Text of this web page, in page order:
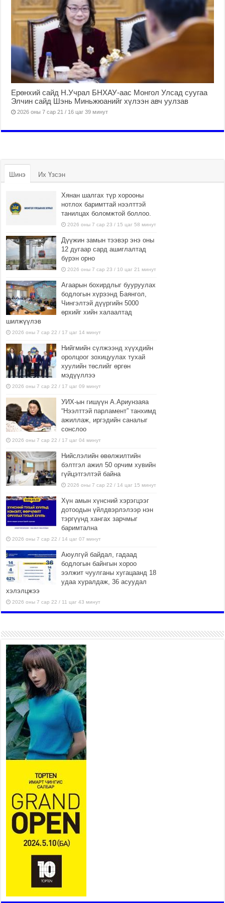
Ерөнхий сайд Н.Учрал БНХАУ-аас Монгол Улсад суугаа
Элчин сайд Шэнь Миньжюанийг хүлээн авч уулзав
2026 оны 7 сар 21 / 16 цаг 39 минут
Шинэ Их Үзсэн
Хянан шалгах түр хорооны
нотлох баримттай нээлттэй
танилцах боломжтой боллоо.
2026 оны 7 сар 23 / 15 цаг 58 минут
Дүүжин замын тээвэр энэ оны
12 дугаар сард ашиглалтад
бүрэн орно
2026 оны 7 сар 23 / 10 цаг 21 минут
Агаарын бохирдлыг бууруулах
бодлогын хүрээнд Баянгол,
Чингэлтэй дүүргийн 5000
өрхийг хийн халаалтад
шилжүүлэв
2026 оны 7 сар 22 / 17 цаг 14 минут
Нийгмийн сүлжээнд хүүхдийн
оролцоог зохицуулах тухай
хуулийн төслийг өргөн
мэдүүллээ
2026 оны 7 сар 22 / 17 цаг 09 минут
УИХ-ын гишүүн А.Ариунзаяа
“Нээлттэй парламент” танхимд
ажиллаж, иргэдийн саналыг
сонслоо
2026 оны 7 сар 22 / 17 цаг 04 минут
Нийслэлийн өвөлжилтийн
бэлтгэл ажил 50 орчим хувийн
гүйцэтгэлтэй байна
2026 оны 7 сар 22 / 14 цаг 15 минут
Хүн амын хүнсний хэрэгцээг
дотоодын үйлдвэрлэлээр нэн
тэргүүнд хангах зарчмыг
баримтална
2026 оны 7 сар 22 / 14 цаг 07 минут
Аюулгүй байдал, гадаад
бодлогын байнгын хороо
ээлжит чуулганы хугацаанд 18
удаа хуралдаж, 36 асуудал
хэлэлцжээ
2026 оны 7 сар 22 / 11 цаг 43 минут
боломжтой-Хүүхэд хөгжүүлэх
төв” байгуулах төсөлд төр,
хувийн хэвшлийн түншлэлийн хүрээнд хамтран
ажиллахыг урьж байна
2026 оны 7 сар 22 / 9 цаг 28 минут
Б.Пүрэвдагва: “Урт цагаан”-ыг
залуучууд чөлөөт цагаа
өнгөрүүлдэг, жуулчид зорьж
ирдэг цэг болгоно
2026 оны 7 сар 21 / 16 цаг 47 минут
Тусгай замын автобус /BRT/ төслийн удирдах
хорооны ээлжит хуралдаан боллоо
Ерөнхий сайд Н.Учрал БНХАУ-аас Монгол Улсад
суугаа Элчин сайд Шэнь Миньжюанийг хүлээн
авч уулзав
2026 оны 7 сар 21 / 16 цаг 39 минут
БҮГД НАЙРАМДАХ ТАЖИКИСТАН УЛСТАЙ
ЭДИЙН ЗАСГИЙН ХАМТЫН АЖИЛЛАГААГ
ӨРГӨЖҮҮЛНЭ
2026 оны 7 сар 21 / 16 цаг 34 минут
26,992 суралцагч хотхоны бага сургуульд, 8100
суралцагч төрөлжсөн ахлах сургуульд
суралцана
2026 оны 7 сар 21 / 13 цаг 43 минут